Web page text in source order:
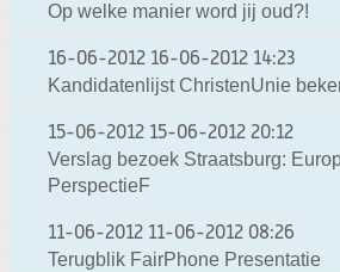
Op welke manier word jij oud?!
16-06-2012 16-06-2012 14:23
Kandidatenlijst ChristenUnie
15-06-2012 15-06-2012 20:12
Verslag bezoek Straatsburg:
PerspectieF
11-06-2012 11-06-2012 08:26
Terugblik FairPhone Presentatie